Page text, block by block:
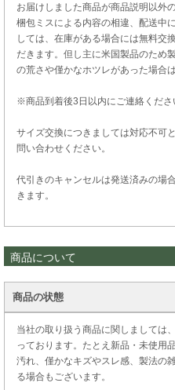
お届けしました商品が商品説明以外
梱包ミスによる内容の相違、配送中
しては、在庫がある場合には無料交
だきます。但し主に米国製品のため
の荒さや僅かなホツレがあった場合
※商品到着後3日以内にご連絡くださ
サイズ交換につきましては対応不可
問い合わせください。
代引きのキャンセルは発送済みの場
きます。
商品について
商品の状態
当社の取り扱う商品に関しましては
っております。たとえ新品・未使用
汚れ、僅かなキズやスレ感、製法の
る場合もございます。